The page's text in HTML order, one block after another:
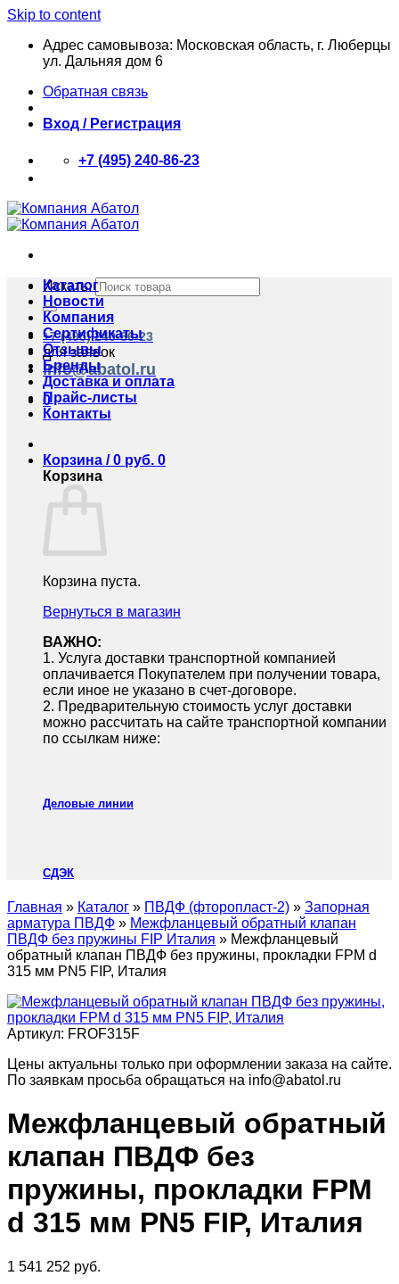
Skip to content
Адрес самовывоза: Московская область, г. Люберцы
ул. Дальняя дом 6
Обратная связь
Вход / Регистрация
+7 (495) 240-86-23
Искать:
+7 (495) 240-86-23
для заявок
info@abatol.ru
0
Каталог
Новости
Компания
Сертификаты
Отзывы
Бренды
Доставка и оплата
Прайс-листы
Контакты
Корзина /0 руб. 0
Корзина
Корзина пуста.
Вернуться в магазин
ВАЖНО:
1.⁠ ⁠Услуга доставки транспортной компанией
оплачивается Покупателем при получении товара,
если иное не указано в счет-договоре.
2.⁠ ⁠Предварительную стоимость услуг доставки
можно рассчитать на сайте транспортной компании
по ссылкам ниже:
Деловые линии
СДЭК
Главная » Каталог » ПВДФ (фторопласт-2) » Запорная
арматура ПВДФ » Межфланцевый обратный клапан
ПВДФ без пружины FIP Италия » Межфланцевый
обратный клапан ПВДФ без пружины, прокладки FPM d
315 мм PN5 FIP, Италия
Артикул: FROF315F
Цены актуальны только при оформлении заказа на сайте.
По заявкам просьба обращаться на info@abatol.ru
Межфланцевый обратный
клапан ПВДФ без
пружины, прокладки FPM
d 315 мм PN5 FIP, Италия
1 541 252 руб.